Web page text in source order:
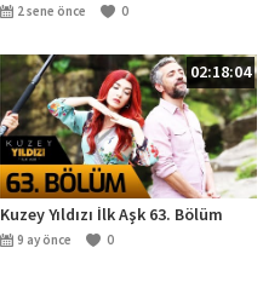
2 sene önce 0
02:18:04
Kuzey Yıldızı İlk Aşk 63. Bölüm
9 ay önce 0